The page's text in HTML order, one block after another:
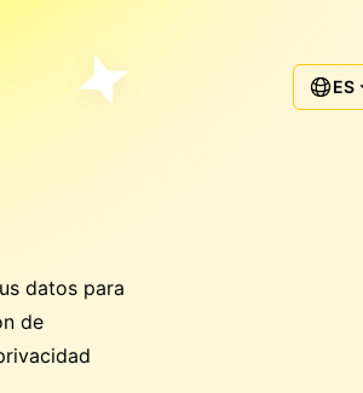
ES
datos para
de